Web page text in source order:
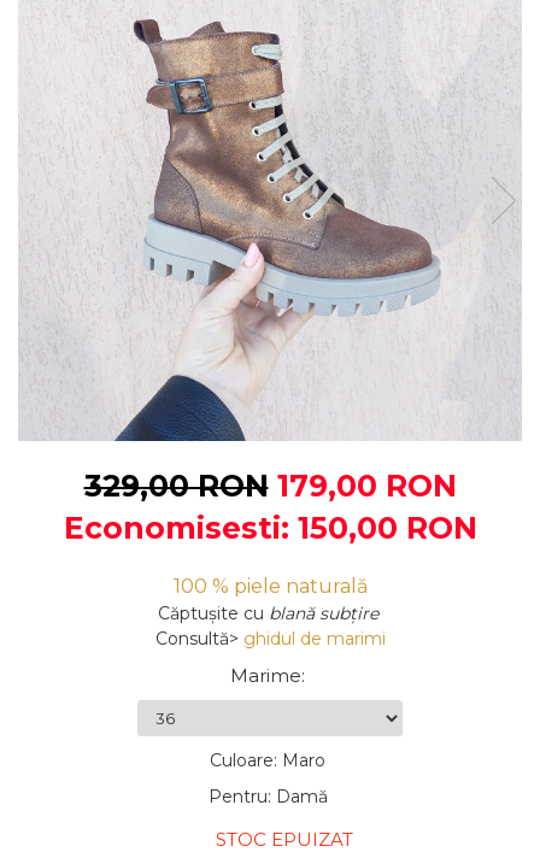
329,00 RON 179,00 RON
Economisesti: 150,00 RON
100 % piele naturală
Căptușite cu blană subțire
Consultă> ghidul de marimi
Marime:
Culoare: Maro
Pentru: Damă
STOC EPUIZAT